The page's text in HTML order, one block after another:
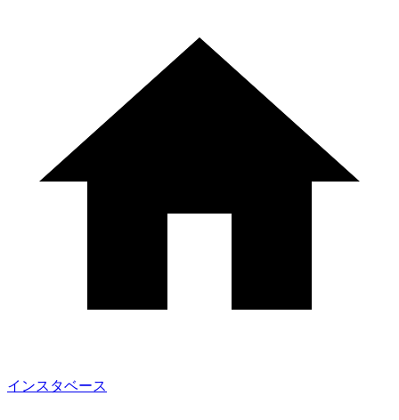
インスタベース